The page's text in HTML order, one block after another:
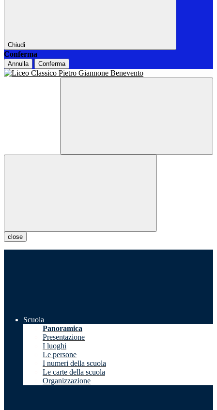
Chiudi
Conferma
Annulla Conferma
close
Scuola
Panoramica
Presentazione
I luoghi
Le persone
I numeri della scuola
Le carte della scuola
Organizzazione